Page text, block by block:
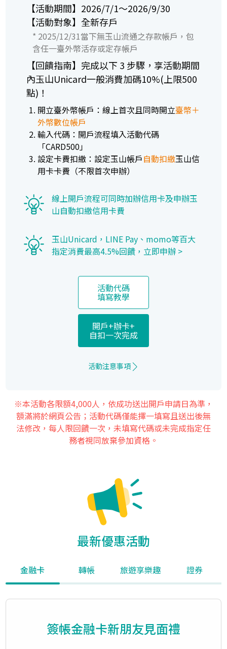
【活動期間】2026/7/1～2026/9/30
【活動對象】全新存戶
* 2025/12/31當下無玉山流通之存款帳戶，包
含任一臺外幣活存或定存帳戶
【回饋指南】完成以下 3 步驟，享活動期間
內玉山Unicard一般消費加碼10%(上限500
點)！
開立臺外幣帳戶：線上首次且同時開立臺幣＋
外幣數位帳戶
輸入代碼：開戶流程填入活動代碼
「CARD500」
設定卡費扣繳：設定玉山帳戶自動扣繳玉山信
用卡卡費（不限首次申辦）
線上開戶流程可同時加辦信用卡及申辦玉
山自動扣繳信用卡費
玉山Unicard，LINE Pay、momo等百大
指定消費最高4.5%回饋， 立即申辦 >
活動代碼
填寫教學
開戶+辦卡+
自扣一次完成
活動注意事項
※本活動各限額4,000人，依成功送出開戶申請日為準，
額滿將於網頁公告；活動代碼僅能擇一填寫且送出後無
法修改，每人限回饋一次，未填寫代碼或未完成指定任
務者視同放棄參加資格。
最新優惠活動
金融卡 轉帳 旅遊享樂趣 證券
簽帳金融卡新朋友見面禮